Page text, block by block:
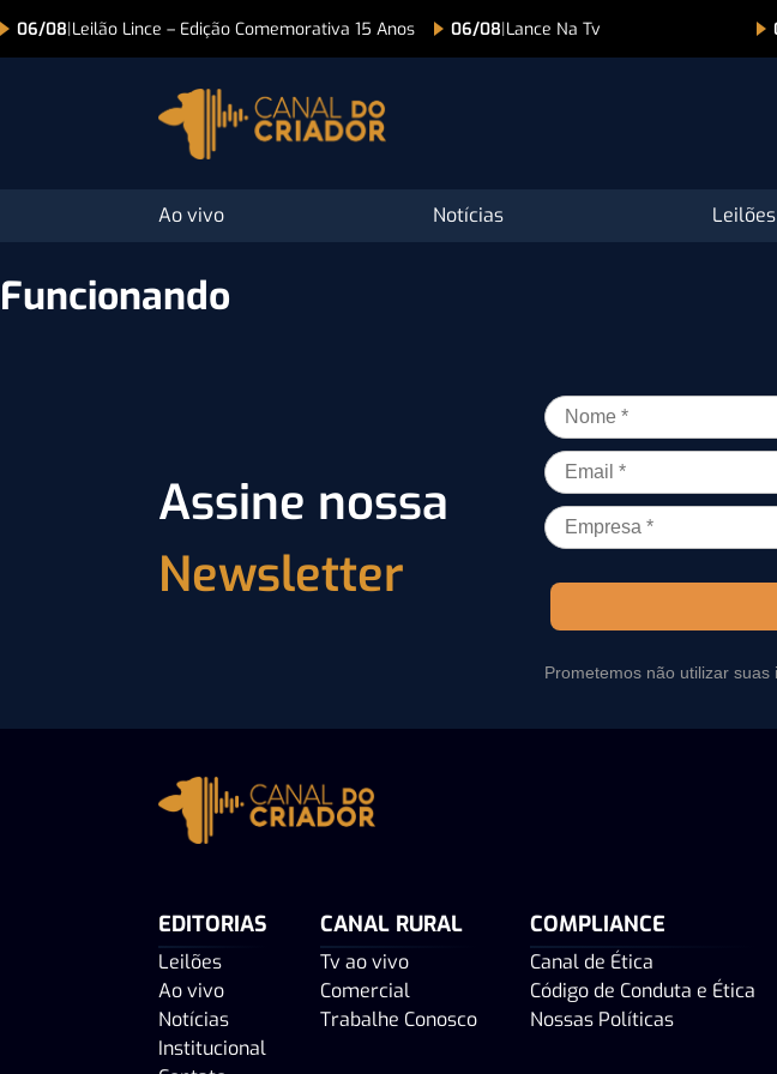
06/08|Leilão Lince – Edição Comemorativa 15 Anos 06/08|Lance Na Tv
Ao vivo Notícias Leilões
Funcionando
Assine nossa
Newsletter
Prometemos não utilizar suas
EDITORIAS
Leilões
Ao vivo
Notícias
Institucional
CANAL RURAL
Tv ao vivo
Comercial
Trabalhe Conosco
COMPLIANCE
Canal de Ética
Código de Conduta e Ética
Nossas Políticas